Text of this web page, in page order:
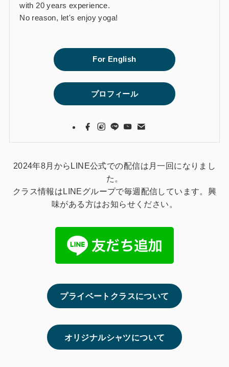
with 20 years experience.
No reason, let's enjoy yoga!
For English
プロフィール
2024年8月からLINE公式での配信は月一回になりまし
た。
クラス情報はLINEグループで毎週配信しています。興
味がある方はお知らせください。
プライベートクラスについて
オリジナルシャツについて